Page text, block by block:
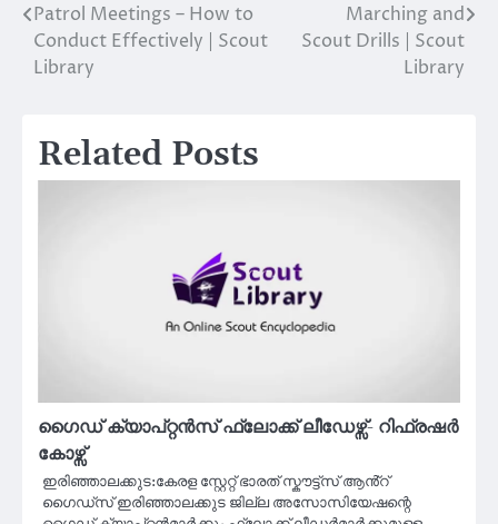
Post
navigation
Patrol Meetings – How to
Conduct Effectively | Scout
Library
Marching and
Scout Drills | Scout
Library
Related Posts
ഗൈഡ് ക്യാപ്റ്റൻസ് ഫ്ലോക്ക് ലീഡേഴ്സ്- റിഫ്രഷർ
കോഴ്സ്
ഇരിഞ്ഞാലക്കുട:കേരള സ്റ്റേറ്റ് ഭാരത് സ്കൗട്ട്സ് ആൻ്റ്
ഗൈഡ്സ് ഇരിഞ്ഞാലക്കുട ജില്ല അസോസിയേഷന്റെ